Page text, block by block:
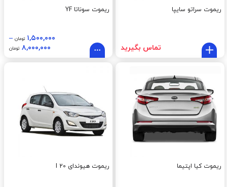
ریموت سراتو سایپا
تماس بگیرید
ریموت سوناتا YF
۱,۵۰۰,۰۰۰ تومان –
۸,۰۰۰,۰۰۰ تومان
ریموت کیا اپتیما ریموت هیوندای I 20